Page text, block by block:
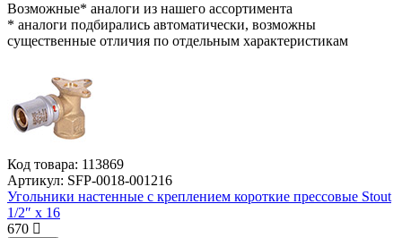
Возможные* аналоги из нашего ассортимента
* аналоги подбирались автоматически, возможны
существенные отличия по отдельным характеристикам
Код товара: 113869
Артикул: SFP-0018-001216
Угольники настенные с креплением короткие прессовые Stout
1/2″ x 16
670